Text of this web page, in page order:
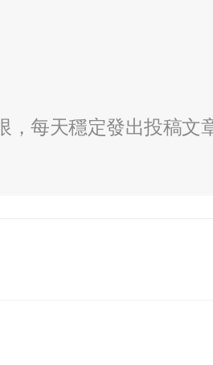
每天穩定發出投稿文章